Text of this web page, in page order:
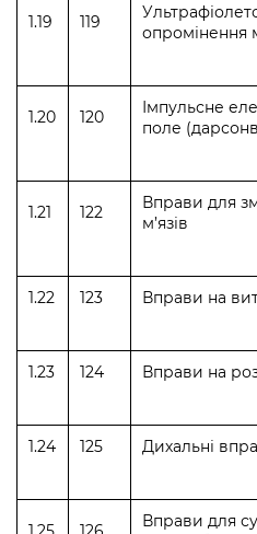
1.19 119
опромінення
1.20 120
Імпульсне
поле
1.21 122
Вправи для
м’язів
1.22 123 Вправи на
1.23 124 Вправи на
1.24 125 Дихальні
Вправи для